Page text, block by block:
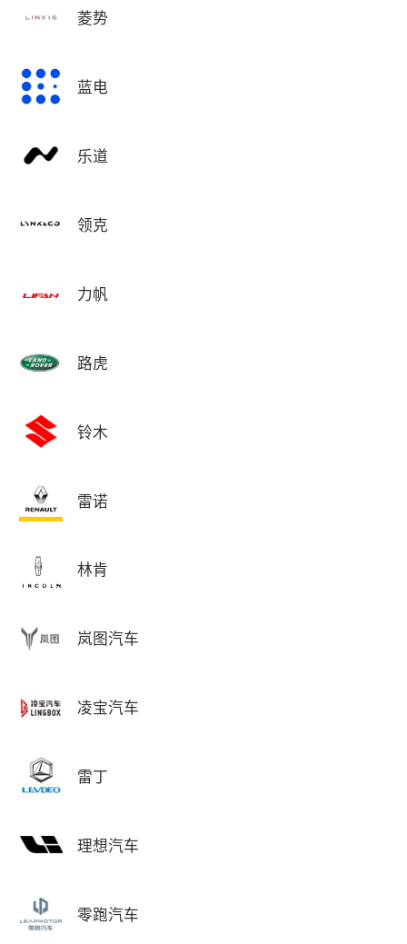
菱势
蓝电
乐道
领克
力帆
路虎
铃木
雷诺
林肯
岚图汽车
凌宝汽车
雷丁
理想汽车
零跑汽车